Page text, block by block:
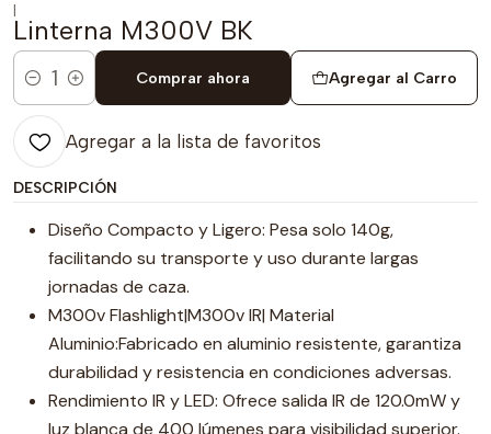
|
Linterna M300V BK
Cantidad
Agregar al Carro
Comprar ahora
Agregar a la lista de favoritos
DESCRIPCIÓN
Diseño Compacto y Ligero: Pesa solo 140g,
facilitando su transporte y uso durante largas
jornadas de caza.
M300v Flashlight|M300v IR| Material
Aluminio:Fabricado en aluminio resistente, garantiza
durabilidad y resistencia en condiciones adversas.
Rendimiento IR y LED: Ofrece salida IR de 120.0mW y
luz blanca de 400 lúmenes para visibilidad superior.